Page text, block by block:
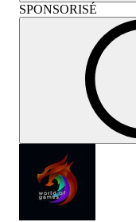
SPONSORISÉ